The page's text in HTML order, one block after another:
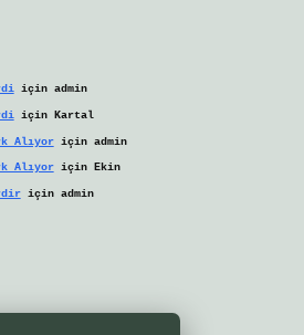
için admin
için Kartal
Alıyoriçin admin
Alıyoriçin Ekin
için admin